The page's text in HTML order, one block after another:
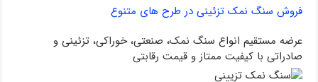
فروش سنگ نمک تزئینی در طرح های متنوع
عرضه مستقیم انواع سنگ نمک، صنعتی، خوراکی، تزئینی و
صادراتی با کیفیت ممتاز و قیمت رقابتی